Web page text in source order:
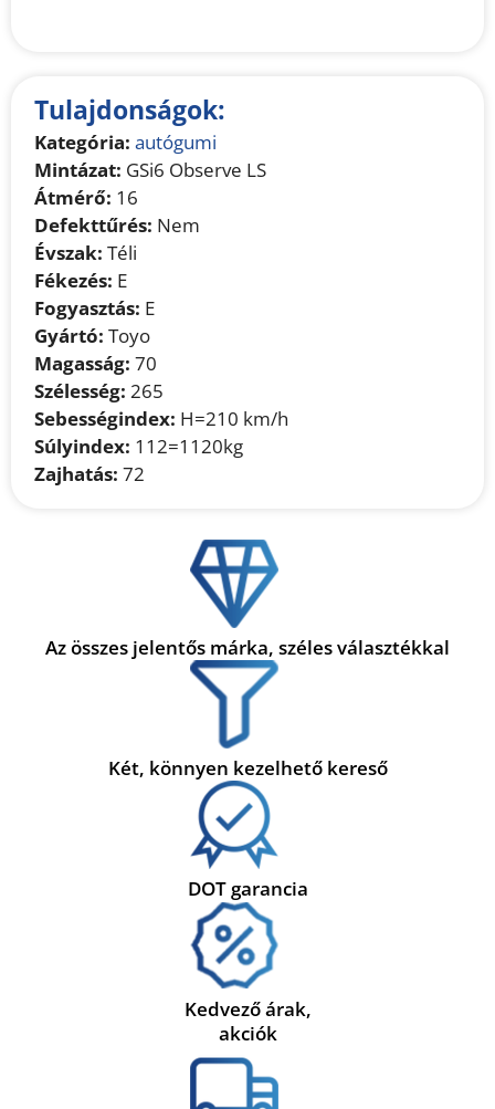
Tulajdonságok:
Kategória: autógumi
Mintázat: GSi6 Observe LS
Átmérő: 16
Defekttűrés: Nem
Évszak: Téli
Fékezés: E
Fogyasztás: E
Gyártó: Toyo
Magasság: 70
Szélesség: 265
Sebességindex: H=210 km/h
Súlyindex: 112=1120kg
Zajhatás: 72
Az összes jelentős márka, széles választékkal
Két, könnyen kezelhető kereső
DOT garancia
Kedvező árak,
akciók